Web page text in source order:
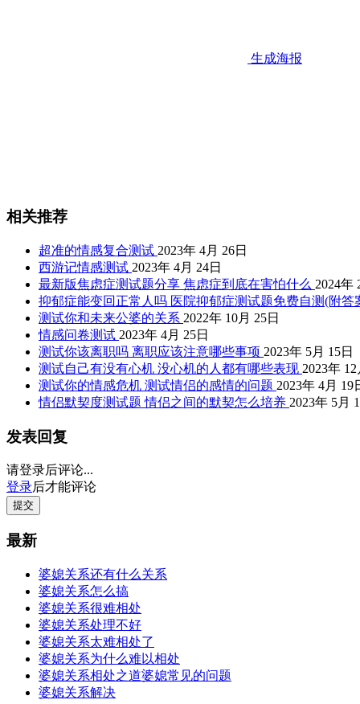
生成海报
相关推荐
超准的情感复合测试 2023年 4月 26日
西游记情感测试 2023年 4月 24日
最新版焦虑症测试题分享 焦虑症到底在害怕什么 2024年
抑郁症能变回正常人吗 医院抑郁症测试题免费自测(附答
测试你和未来公婆的关系 2022年 10月 25日
情感问卷测试 2023年 4月 25日
测试你该离职吗 离职应该注意哪些事项 2023年 5月 15日
测试自己有没有心机 没心机的人都有哪些表现 2023年
测试你的情感危机 测试情侣的感情的问题 2023年 4月 19
情侣默契度测试题 情侣之间的默契怎么培养 2023年 5月
发表回复
请登录后评论...
登录后才能评论
提交
最新
婆媳关系还有什么关系
婆媳关系怎么搞
婆媳关系很难相处
婆媳关系处理不好
婆媳关系太难相处了
婆媳关系为什么难以相处
婆媳关系相处之道婆媳常见的问题
婆媳关系解决